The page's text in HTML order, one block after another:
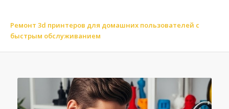
Ремонт 3d принтеров для домашних пользователей с
быстрым обслуживанием